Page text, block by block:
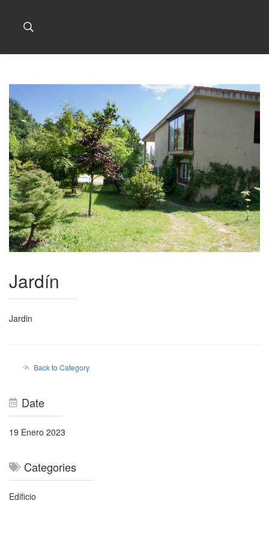
Jardín
Jardin
Back to Category
Date
19 Enero 2023
Categories
Edificio